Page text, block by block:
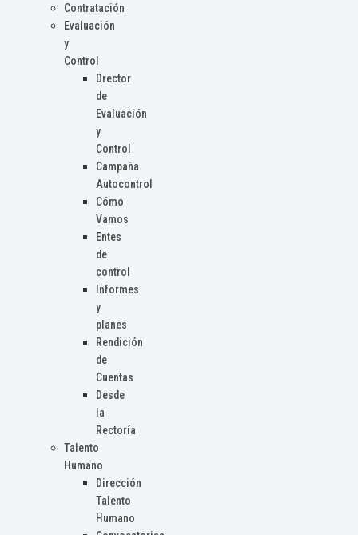
Contratación
Evaluación
y
Control
Drector
de
Evaluación
y
Control
Campaña
Autocontrol
Cómo
Vamos
Entes
de
control
Informes
y
planes
Rendición
de
Cuentas
Desde
la
Rectoría
Talento
Humano
Dirección
Talento
Humano